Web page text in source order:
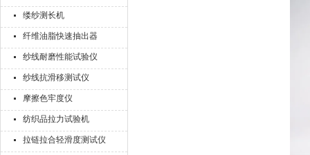
缕纱测长机
纤维油脂快速抽出器
纱线耐磨性能试验仪
纱线抗滑移测试仪
摩擦色牢度仪
纺织品拉力试验机
拉链拉合轻滑度测试仪